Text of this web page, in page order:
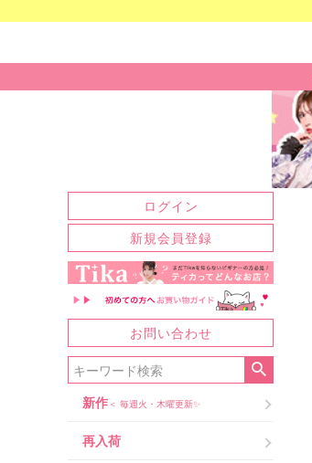
ログイン
新規会員登録
お問い合わせ
新作＜ 毎週火・木曜更新✨
再入荷